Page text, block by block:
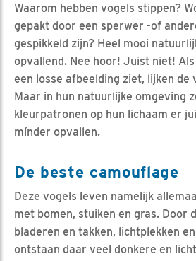
Waarom hebben vogels stippen?
gepakt door een sperwer -of
gespikkeld zijn? Heel mooi
opvallend. Nee hoor! Juist niet!
een losse afbeelding ziet, lijken de
Maar in hun natuurlijke omgeving
kleurpatronen op hun lichaam er
mínder opvallen.
De beste camouflage
Deze vogels leven namelijk
met bomen, stuiken en gras. Door
bladeren en takken, lichtplekken
ontstaan daar veel donkere en